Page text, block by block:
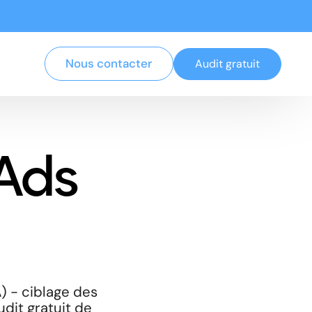
Nous contacter Audit gratuit
- ciblage des
gratuit de